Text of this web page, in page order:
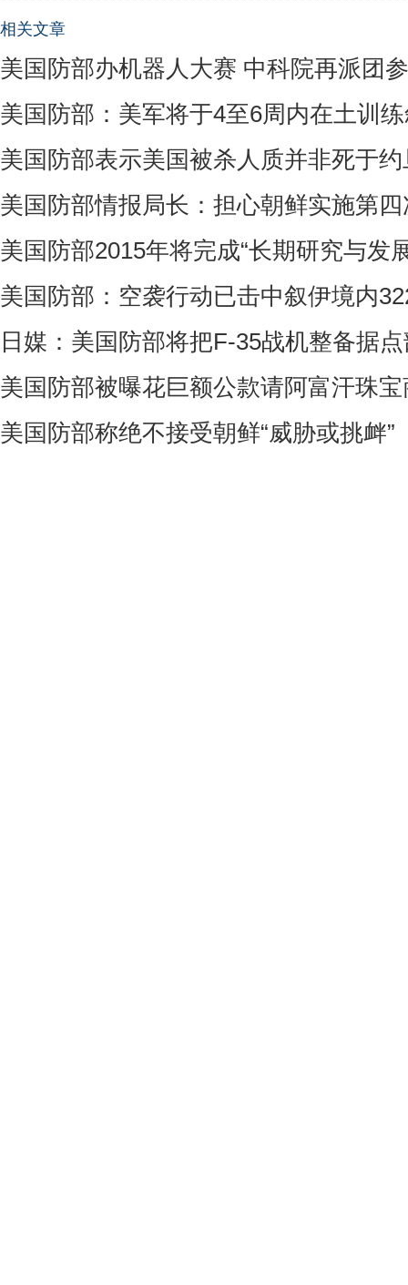
相关文章
美国防部办机器人大赛 中科院再派团
美国防部：美军将于4至6周内在土训
美国防部表示美国被杀人质并非死于
美国防部情报局长：担心朝鲜实施第
美国防部2015年将完成“长期研究与发
美国防部：空袭行动已击中叙伊境内
日媒：美国防部将把F-35战机整备据
美国防部被曝花巨额公款请阿富汗珠
美国防部称绝不接受朝鲜“威胁或挑衅”